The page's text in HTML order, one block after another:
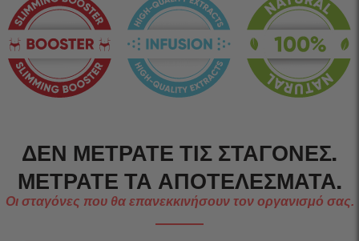
ΔΕΝ ΜΕΤΡΆΤΕ ΤΙΣ ΣΤΑΓΌΝΕΣ.
ΜΕΤΡΆΤΕ ΤΑ ΑΠΟΤΕΛΈΣΜΑΤΑ.
Οι σταγόνες που θα επανεκκινήσουν τον οργανισμό σας.